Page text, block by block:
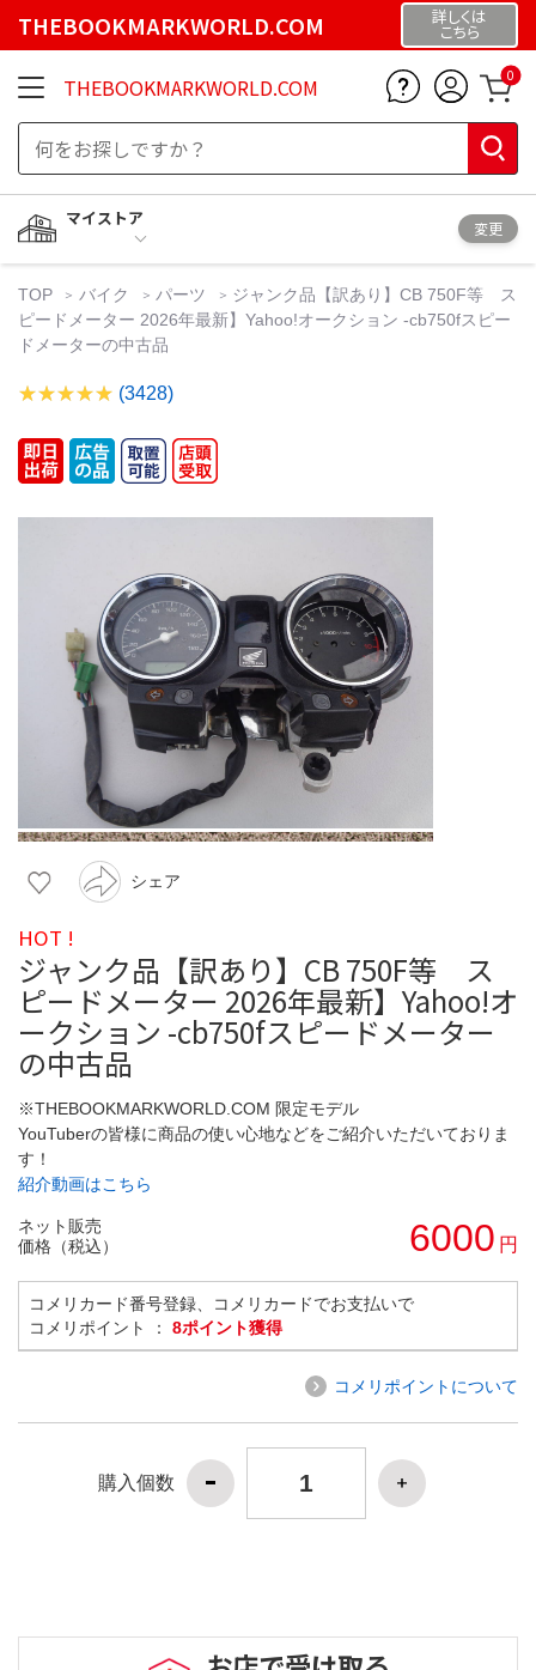
THEBOOKMARKWORLD.COM 詳しくは
こちら
THEBOOKMARKWORLD.COM 0
マイストア
変更
TOP バイク パーツ
ジャンク品【訳あり】CB 750F等 ス
ピードメーター 2026年最新】Yahoo!オークション -cb750fスピー
ドメーターの中古品
(3428)
シェア
HOT !
ジャンク品【訳あり】CB 750F等 ス
ピードメーター 2026年最新】Yahoo!オ
ークション -cb750fスピードメーター
の中古品
※THEBOOKMARKWORLD.COM 限定モデル
YouTuberの皆様に商品の使い心地などをご紹介いただいておりま
す！
紹介動画はこちら
ネット販売
価格（税込）
6000 円
コメリカード番号登録、コメリカードでお支払いで
コメリポイント ： 8ポイント獲得
コメリポイントについて
購入個数